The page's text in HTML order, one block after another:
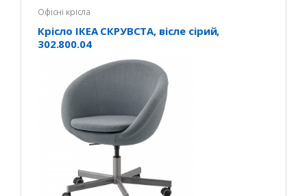
Офісні крісла
Крісло ІКЕА СКРУВСТА, вісле сірий,
302.800.04